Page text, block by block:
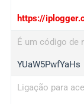
https://
É um código de
YUaW5PwfYaHs
Ligação para